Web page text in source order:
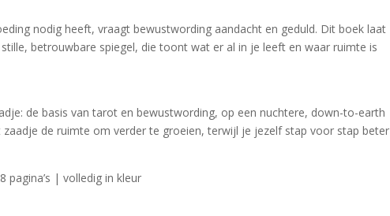
nodig heeft, vraagt bewustwording aandacht en geduld. Dit boek laat
betrouwbare spiegel, die toont wat er al in je leeft en waar ruimte is
de basis van tarot en bewustwording, op een nuchtere, down-to-earth
de ruimte om verder te groeien, terwijl je jezelf stap voor stap beter
pagina’s | volledig in kleur